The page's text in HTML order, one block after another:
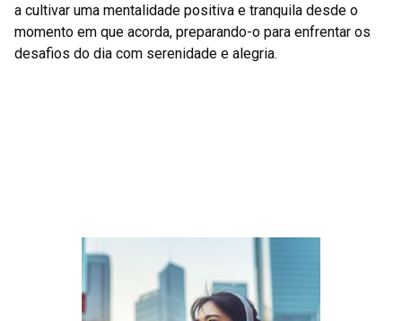
a cultivar uma mentalidade positiva e tranquila desde o
momento em que acorda, preparando-o para enfrentar os
desafios do dia com serenidade e alegria.